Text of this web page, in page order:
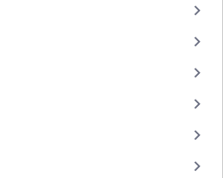
keyboard_arrow_right
keyboard_arrow_right
keyboard_arrow_right
keyboard_arrow_right
keyboard_arrow_right
keyboard_arrow_right